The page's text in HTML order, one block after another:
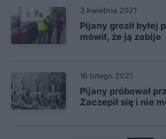
3 kwietnia 2021
Pijany groził
mówił, że ją zabije
16 lutego 2021
Pijany próbował
Zaczepił się i nie